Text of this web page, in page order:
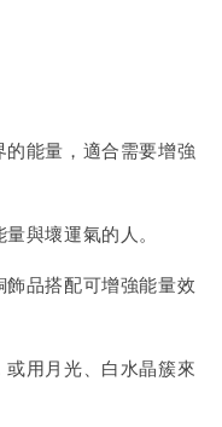
能量，適合需要增強
與壞運氣的人。
品搭配可增強能量效
用月光、白水晶簇來